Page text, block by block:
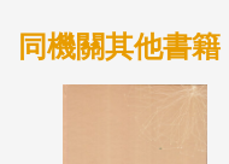
同機關其他書籍